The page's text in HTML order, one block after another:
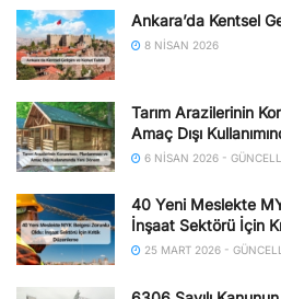
Ankara’da Kentsel
8 NISAN 2026
Tarım Arazilerinin
Amaç Dışı
6 NISAN 2026 -
40 Yeni Meslekte
İnşaat Sektörü İçin
25 MART 2026 -